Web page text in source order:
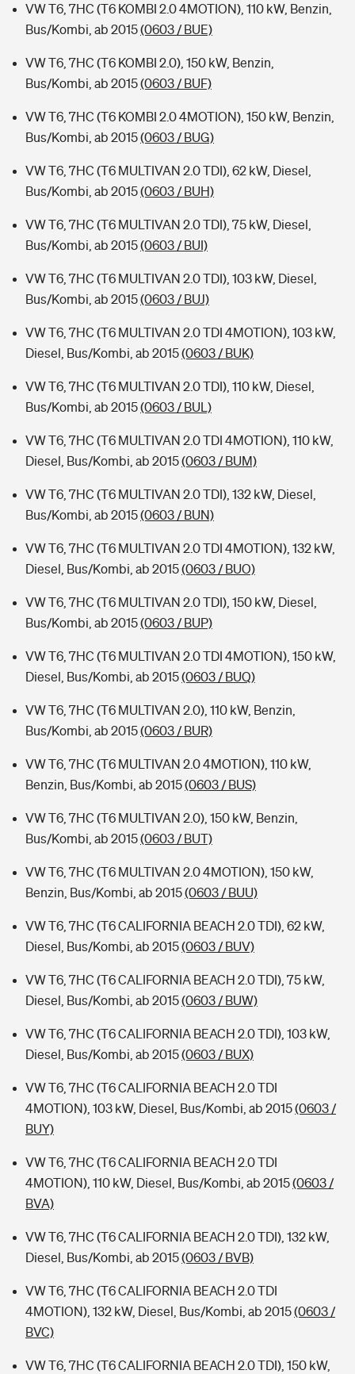
VW T6, 7HC (T6 KOMBI 2.0 4MOTION), 110 kW, Benzin,
Bus/Kombi, ab 2015(0603 / BUE)
VW T6, 7HC (T6 KOMBI 2.0), 150 kW, Benzin,
Bus/Kombi, ab 2015(0603 / BUF)
VW T6, 7HC (T6 KOMBI 2.0 4MOTION), 150 kW, Benzin,
Bus/Kombi, ab 2015(0603 / BUG)
VW T6, 7HC (T6 MULTIVAN 2.0 TDI), 62 kW, Diesel,
Bus/Kombi, ab 2015(0603 / BUH)
VW T6, 7HC (T6 MULTIVAN 2.0 TDI), 75 kW, Diesel,
Bus/Kombi, ab 2015(0603 / BUI)
VW T6, 7HC (T6 MULTIVAN 2.0 TDI), 103 kW, Diesel,
Bus/Kombi, ab 2015(0603 / BUJ)
VW T6, 7HC (T6 MULTIVAN 2.0 TDI 4MOTION), 103 kW,
Diesel, Bus/Kombi, ab 2015(0603 / BUK)
VW T6, 7HC (T6 MULTIVAN 2.0 TDI), 110 kW, Diesel,
Bus/Kombi, ab 2015(0603 / BUL)
VW T6, 7HC (T6 MULTIVAN 2.0 TDI 4MOTION), 110 kW,
Diesel, Bus/Kombi, ab 2015(0603 / BUM)
VW T6, 7HC (T6 MULTIVAN 2.0 TDI), 132 kW, Diesel,
Bus/Kombi, ab 2015(0603 / BUN)
VW T6, 7HC (T6 MULTIVAN 2.0 TDI 4MOTION), 132 kW,
Diesel, Bus/Kombi, ab 2015(0603 / BUO)
VW T6, 7HC (T6 MULTIVAN 2.0 TDI), 150 kW, Diesel,
Bus/Kombi, ab 2015(0603 / BUP)
VW T6, 7HC (T6 MULTIVAN 2.0 TDI 4MOTION), 150 kW,
Diesel, Bus/Kombi, ab 2015(0603 / BUQ)
VW T6, 7HC (T6 MULTIVAN 2.0), 110 kW, Benzin,
Bus/Kombi, ab 2015(0603 / BUR)
VW T6, 7HC (T6 MULTIVAN 2.0 4MOTION), 110 kW,
Benzin, Bus/Kombi, ab 2015(0603 / BUS)
VW T6, 7HC (T6 MULTIVAN 2.0), 150 kW, Benzin,
Bus/Kombi, ab 2015(0603 / BUT)
VW T6, 7HC (T6 MULTIVAN 2.0 4MOTION), 150 kW,
Benzin, Bus/Kombi, ab 2015(0603 / BUU)
VW T6, 7HC (T6 CALIFORNIA BEACH 2.0 TDI), 62 kW,
Diesel, Bus/Kombi, ab 2015(0603 / BUV)
VW T6, 7HC (T6 CALIFORNIA BEACH 2.0 TDI), 75 kW,
Diesel, Bus/Kombi, ab 2015(0603 / BUW)
VW T6, 7HC (T6 CALIFORNIA BEACH 2.0 TDI), 103 kW,
Diesel, Bus/Kombi, ab 2015(0603 / BUX)
VW T6, 7HC (T6 CALIFORNIA BEACH 2.0 TDI
4MOTION), 103 kW, Diesel, Bus/Kombi, ab 2015(0603 /
BUY)
VW T6, 7HC (T6 CALIFORNIA BEACH 2.0 TDI
4MOTION), 110 kW, Diesel, Bus/Kombi, ab 2015(0603 /
BVA)
VW T6, 7HC (T6 CALIFORNIA BEACH 2.0 TDI), 132 kW,
Diesel, Bus/Kombi, ab 2015(0603 / BVB)
VW T6, 7HC (T6 CALIFORNIA BEACH 2.0 TDI
4MOTION), 132 kW, Diesel, Bus/Kombi, ab 2015(0603 /
BVC)
VW T6, 7HC (T6 CALIFORNIA BEACH 2.0 TDI), 150 kW,